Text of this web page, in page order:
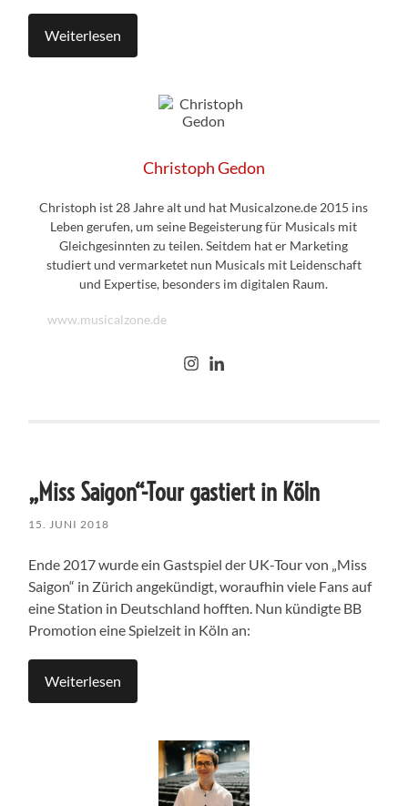
Weiterlesen
Christoph Gedon
Christoph ist 28 Jahre alt und hat Musicalzone.de 2015 ins
Leben gerufen, um seine Begeisterung für Musicals mit
Gleichgesinnten zu teilen. Seitdem hat er Marketing
studiert und vermarketet nun Musicals mit Leidenschaft
und Expertise, besonders im digitalen Raum.
www.musicalzone.de
„Miss Saigon“-Tour gastiert in Köln
15. JUNI 2018
Ende 2017 wurde ein Gastspiel der UK-Tour von „Miss
Saigon“ in Zürich angekündigt, woraufhin viele Fans auf
eine Station in Deutschland hofften. Nun kündigte BB
Promotion eine Spielzeit in Köln an:
Weiterlesen